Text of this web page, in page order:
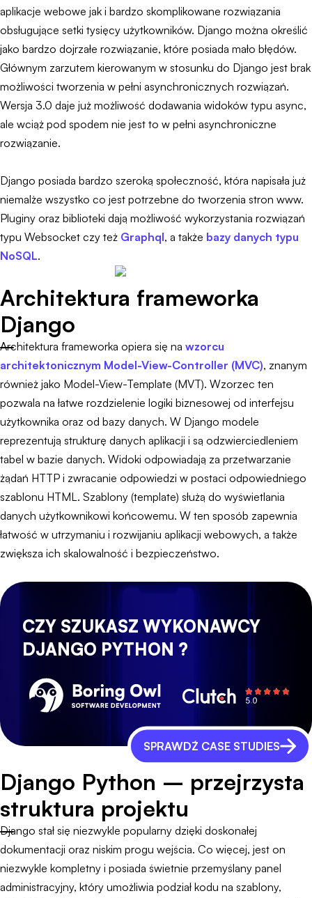
aplikacje webowe jak i bardzo skomplikowane rozwiązania
obsługujące setki tysięcy użytkowników. Django można określić
jako bardzo dojrzałe rozwiązanie, które posiada mało błędów.
Głównym zarzutem kierowanym w stosunku do Django jest brak
możliwości tworzenia w pełni asynchronicznych rozwiązań.
Wersja 3.0 daje już możliwość dodawania widoków typu async,
ale wciąż pod spodem nie jest to w pełni asynchroniczne
rozwiązanie.
Django posiada bardzo szeroką społeczność, która napisała już
niemalże wszystko co jest potrzebne do tworzenia stron www.
Pluginy oraz biblioteki dają możliwość wykorzystania rozwiązań
typu Websocket czy też Graphql, a także bazy danych typu
NoSQL.
Architektura frameworka
Django
Architektura frameworka opiera się na wzorcu
architektonicznym Model-View-Controller (MVC), znanym
również jako Model-View-Template (MVT). Wzorzec ten
pozwala na łatwe rozdzielenie logiki biznesowej od interfejsu
użytkownika oraz od bazy danych. W Django modele
reprezentują strukturę danych aplikacji i są odzwierciedleniem
tabel w bazie danych. Widoki odpowiadają za przetwarzanie
żądań HTTP i zwracanie odpowiedzi w postaci odpowiedniego
szablonu HTML. Szablony (template) służą do wyświetlania
danych użytkownikowi końcowemu. W ten sposób zapewnia
łatwość w utrzymaniu i rozwijaniu aplikacji webowych, a także
zwiększa ich skalowalność i bezpieczeństwo.
CZY SZUKASZ WYKONAWCY
DJANGO PYTHON ?
SPRAWDŹ CASE STUDIES
Django Python – przejrzysta
struktura projektu
Django stał się niezwykle popularny dzięki doskonałej
dokumentacji oraz niskim progu wejścia. Co więcej, jest on
niezwykle kompletny i posiada świetnie przemyślany panel
administracyjny, który umożliwia podział kodu na szablony,